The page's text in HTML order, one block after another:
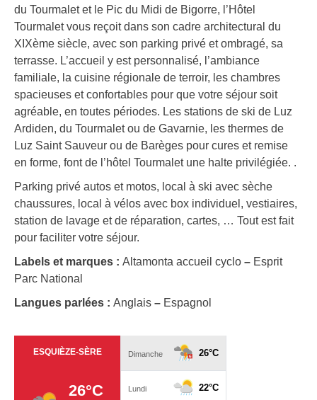
du Tourmalet et le Pic du Midi de Bigorre, l’Hôtel
Tourmalet vous reçoit dans son cadre architectural du
XIXème siècle, avec son parking privé et ombragé, sa
terrasse. L’accueil y est personnalisé, l’ambiance
familiale, la cuisine régionale de terroir, les chambres
spacieuses et confortables pour que votre séjour soit
agréable, en toutes périodes. Les stations de ski de Luz
Ardiden, du Tourmalet ou de Gavarnie, les thermes de
Luz Saint Sauveur ou de Barèges pour cures et remise
en forme, font de l’hôtel Tourmalet une halte privilégiée. .
Parking privé autos et motos, local à ski avec sèche
chaussures, local à vélos avec box individuel, vestiaires,
station de lavage et de réparation, cartes, … Tout est fait
pour faciliter votre séjour.
Labels et marques : Altamonta accueil cyclo – Esprit
Parc National
Langues parlées : Anglais – Espagnol